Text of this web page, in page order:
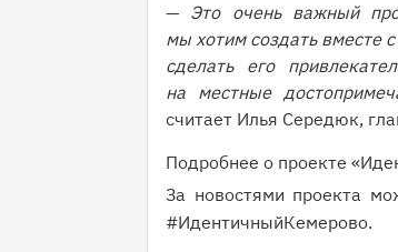
— Это очень важный
мы хотим создать вместе
сделать его
на местные
считает Илья Середюк,
Подробнее о проекте
За новостями проекта
#ИдентичныйКемерово.